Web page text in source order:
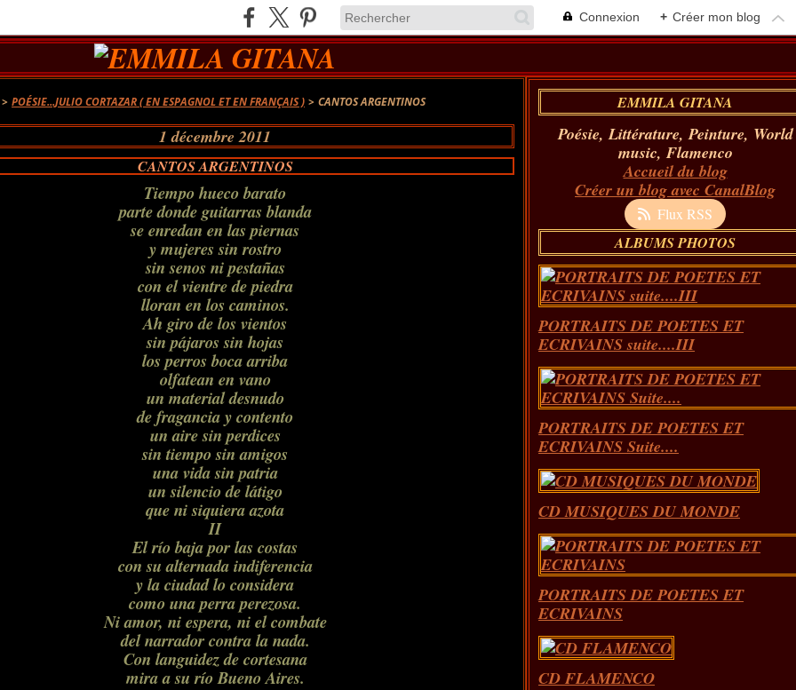
Connexion + Créer mon blog
> POÉSIE...JULIO CORTAZAR ( EN ESPAGNOL ET EN FRANÇAIS ) > CANTOS ARGENTINOS
1 décembre 2011
CANTOS ARGENTINOS
Tiempo hueco barato
parte donde guitarras blanda
se enredan en las piernas
y mujeres sin rostro
sin senos ni pestañas
con el vientre de piedra
lloran en los caminos.
Ah giro de los vientos
sin pájaros sin hojas
los perros boca arriba
olfatean en vano
un material desnudo
de fragancia y contento
un aire sin perdices
sin tiempo sin amigos
una vida sin patria
un silencio de látigo
que ni siquiera azota
II
El río baja por las costas
con su alternada indiferencia
y la ciudad lo considera
como una perra perezosa.
Ni amor, ni espera, ni el combate
del narrador contra la nada.
Con languidez de cortesana
mira a su río Bueno Aires.
EMMILA GITANA
Poésie, Littérature, Peinture, World
music, Flamenco
Accueil du blog
Créer un blog avec CanalBlog
Flux RSS
ALBUMS PHOTOS
PORTRAITS DE POETES ET
ECRIVAINS suite....III
PORTRAITS DE POETES ET
ECRIVAINS Suite....
CD MUSIQUES DU MONDE
PORTRAITS DE POETES ET
ECRIVAINS
CD FLAMENCO